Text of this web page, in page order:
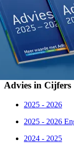
Advies in Cijfers
2025 - 2026
2025 - 2026
2024 - 2025